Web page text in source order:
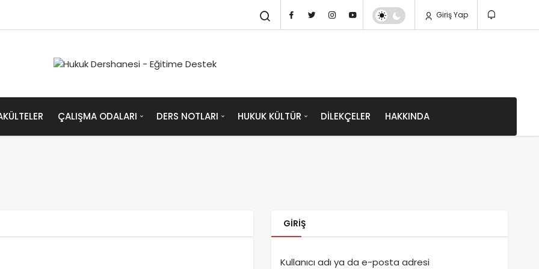
Giriş Yap
ÇALIŞMA ODALARI DERS NOTLARI HUKUK KÜLTÜR DILEKÇELER HAKKINDA
GIRIŞ
Kullanıcı adı ya da e-posta adresi